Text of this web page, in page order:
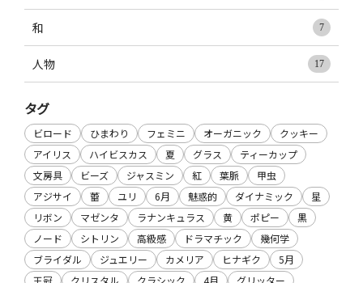
和 7
人物 17
タグ
ビロード ひまわり フェミニ オーガニック
クッキー
アイリス
ハイビスカス 夏 グラス
ティーカップ
文房具
ビーズ ジャスミン 紅 葉脈
甲虫
アジサイ
蕾 ユリ 6月 魅惑的 ダイナミック
星
リボン
マゼンタ ラナンキュラス 黄 ポピー
黒
ノード
シトリン 高級感 ドラマチック
幾何学
ブライダル
ジュエリー カメリア ヒナギク
5月
王冠
クリスタル クラシック 4月
グリッター